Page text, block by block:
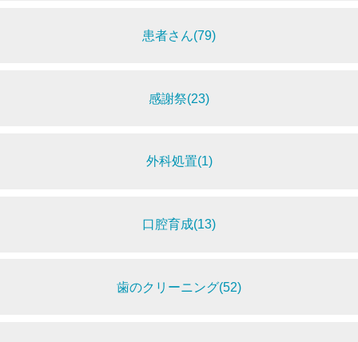
患者さん(79)
感謝祭(23)
外科処置(1)
口腔育成(13)
歯のクリーニング(52)